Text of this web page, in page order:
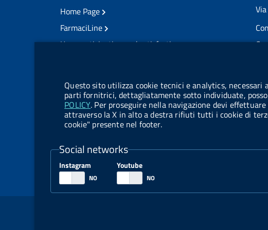
Questo sito utilizza cookie tecnici e analytics,
parti fornitrici, dettagliatamente sotto individuate,
POLICY. Per proseguire nella navigazione devi
attraverso la X in alto a destra rifiuti tutti i cookie di
cookie" presente nel footer.
Social networks
Instagram Youtube
Home Page
FarmaciLine
User participation and satisfaction
Open governance
Acts of notification
Legal notification
TrovaNormeFarmaco
Tenders and contracts